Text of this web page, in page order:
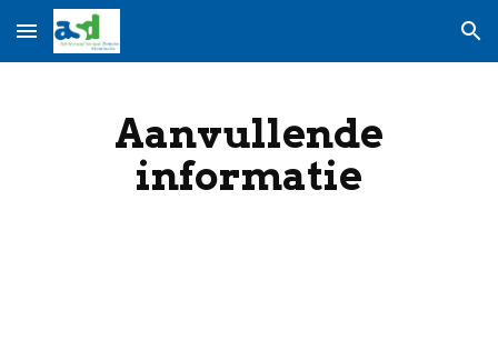
Skip to main content Skip to navigation
Aanvullende
informatie